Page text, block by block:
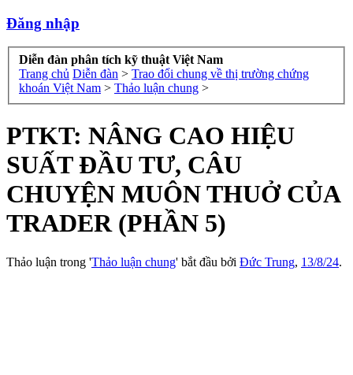
Đăng nhập
Diễn đàn phân tích kỹ thuật Việt Nam
Trang chủ Diễn đàn > Trao đổi chung về thị trường chứng
khoán Việt Nam > Thảo luận chung >
PTKT: NÂNG CAO HIỆU
SUẤT ĐẦU TƯ, CÂU
CHUYỆN MUÔN THUỞ CỦA
TRADER (PHẦN 5)
Thảo luận trong 'Thảo luận chung' bắt đầu bởi Đức Trung, 13/8/24.